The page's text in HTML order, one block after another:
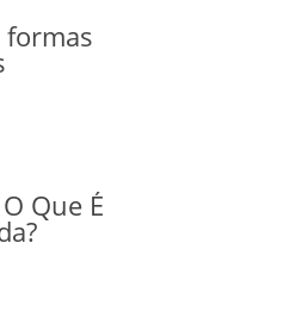
formas
Que É